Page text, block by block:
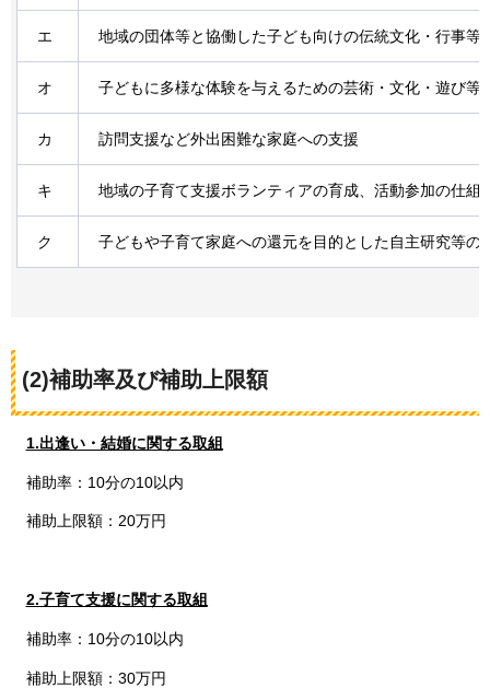
エ 地域の団体等と協働した子ども向けの伝統文化・行事等
オ 子どもに多様な体験を与えるための芸術・文化・遊び等
カ 訪問支援など外出困難な家庭への支援
キ 地域の子育て支援ボランティアの育成、活動参加の仕組
ク 子どもや子育て家庭への還元を目的とした自主研究等の
(2)補助率及び補助上限額
1.出逢い・結婚に関する取組
補助率：10分の10以内
補助上限額：20万円
2.子育て支援に関する取組
補助率：10分の10以内
補助上限額：30万円